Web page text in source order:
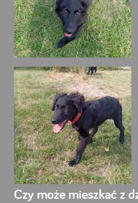
Czy może mieszkać z